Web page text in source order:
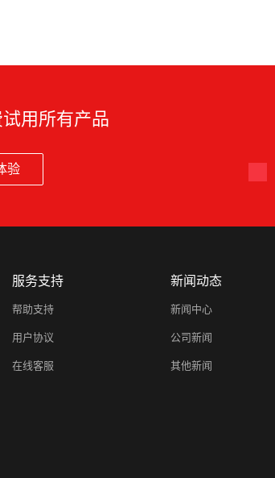
用所有产品
验
服务支持
帮助支持
用户协议
在线客服
新闻动态
新闻中心
公司新闻
其他新闻